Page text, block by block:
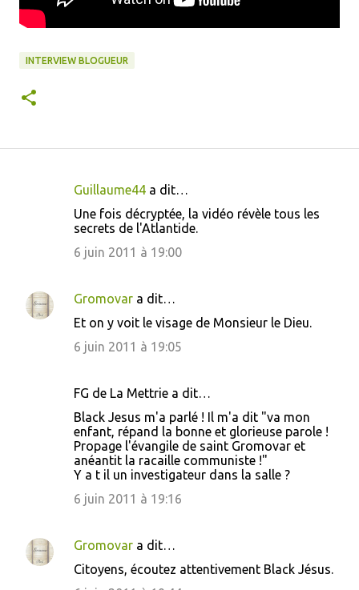
INTERVIEW BLOGUEUR
e
n
Guillaume44 a dit…
Une fois décryptée, la vidéo révèle tous les
secrets de l'Atlantide.
6 juin 2011 à 19:00
Gromovar a dit…
Et on y voit le visage de Monsieur le Dieu.
6 juin 2011 à 19:05
FG de La Mettrie a dit…
Black Jesus m'a parlé ! Il m'a dit "va mon
enfant, répand la bonne et glorieuse parole !
Propage l'évangile de saint Gromovar et
anéantit la racaille communiste !"
Y a t il un investigateur dans la salle ?
6 juin 2011 à 19:16
Gromovar a dit…
Citoyens, écoutez attentivement Black Jésus.